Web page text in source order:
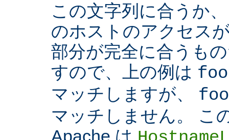
この文字列に合うか
のホストのアクセス
部分が完全に合うも
すので、上の例は
マッチしますが、
マッチしません。 こ
Apache は